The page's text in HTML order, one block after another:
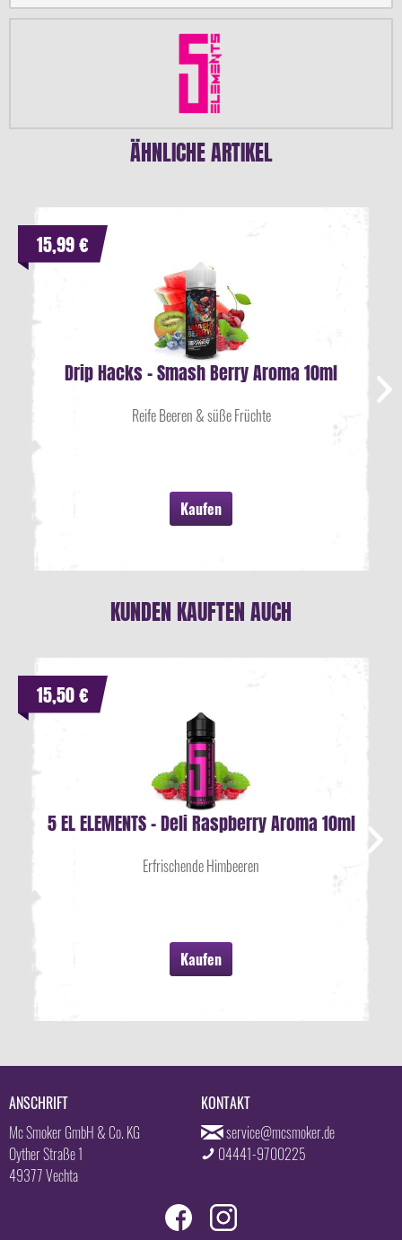
ÄHNLICHE ARTIKEL
Drip Hacks - Smash Berry Aroma 10ml
Reife Beeren & süße Früchte
Kaufen
15,99 €
KUNDEN KAUFTEN AUCH
5 EL ELEMENTS - Deli Raspberry Aroma 10ml
Erfrischende Himbeeren
Kaufen
15,50 €
ANSCHRIFT
Mc Smoker GmbH & Co. KG
Oyther Straße 1
49377 Vechta
KONTAKT
service@mcsmoker.de
04441-9700225